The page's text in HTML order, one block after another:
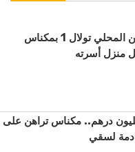
وفاة موظف بالسجن المحلي تولال 1 بمكناس
منزل أسرته
يفوق 211 مليون درهم.. مكناس تراهن على
لسقي